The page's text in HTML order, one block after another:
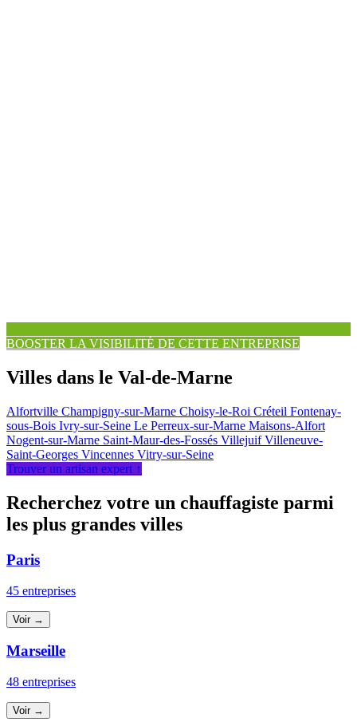
BOOSTER LA VISIBILITÉ DE CETTE ENTREPRISE
Villes dans le Val-de-Marne
Alfortville Champigny-sur-Marne Choisy-le-Roi Créteil Fontenay-
sous-Bois Ivry-sur-Seine Le Perreux-sur-Marne Maisons-Alfort
Nogent-sur-Marne Saint-Maur-des-Fossés VillejuifVilleneuve-
Saint-Georges Vincennes Vitry-sur-Seine
Trouver un artisan expert ↑
Recherchez votre un chauffagiste parmi
les plus grandes villes
Paris
45 entreprises
Voir →
Marseille
48 entreprises
Voir →